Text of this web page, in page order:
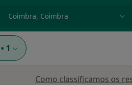
• 1
Como classificamos os